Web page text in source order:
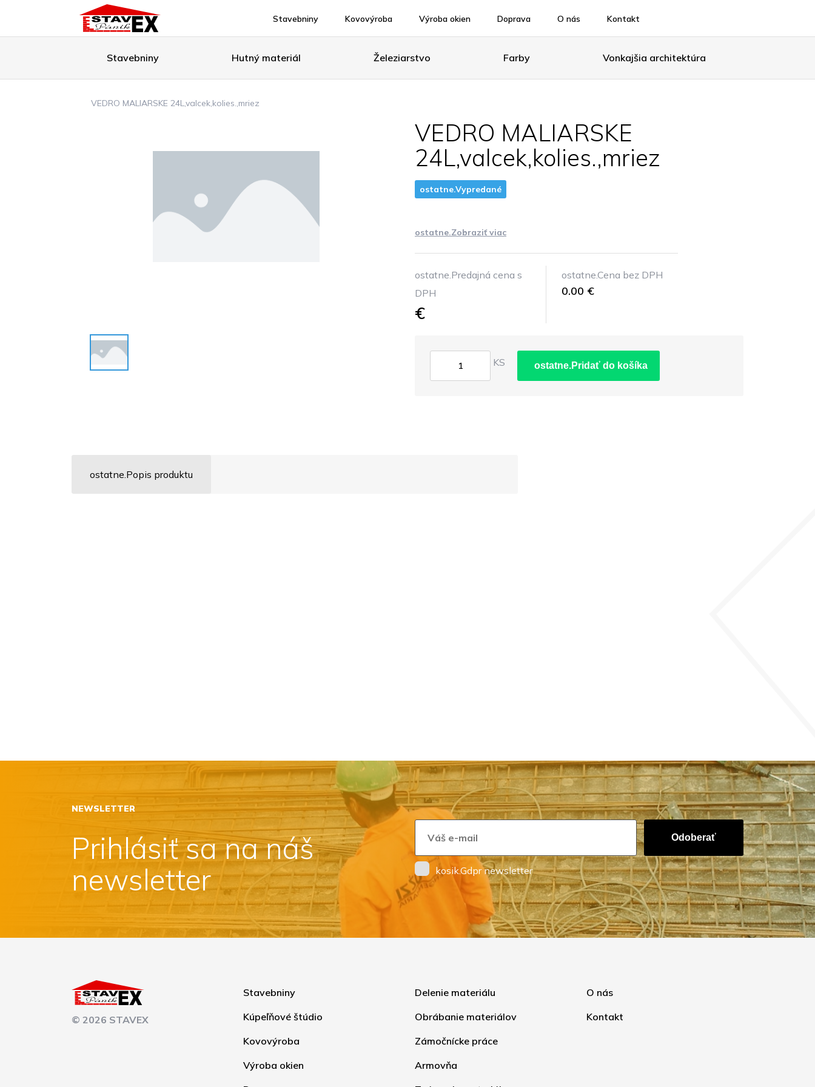
Stavebniny Kovovýroba Výroba okien Doprava O nás Kontakt
Stavebniny Hutný materiál Železiarstvo Farby Vonkajšia architektúra
VEDRO MALIARSKE 24L,valcek,kolies.,mriez
VEDRO MALIARSKE
24L,valcek,kolies.,mriez
ostatne.Vypredané
ostatne.Zobraziť viac
ostatne.Predajná cena s
DPH
€
ostatne.Cena bez DPH
0.00 €
KS ostatne.Pridať do košíka
ostatne.Popis produktu
NEWSLETTER
Prihlásiť sa na náš
newsletter
Odoberať
kosik.Gdpr newsletter
© 2026 STAVEX
Stavebniny
Kúpeľňové štúdio
Kovovýroba
Výroba okien
Delenie materiálu
Obrábanie materiálov
Zámočnícke práce
Armovňa
O nás
Kontakt